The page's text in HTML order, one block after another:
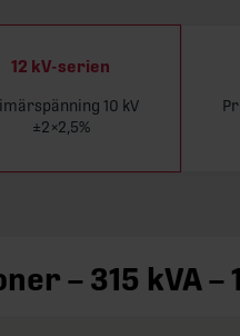
12 kV-serien
10 kV
±2×2,5%
– 315 kVA –